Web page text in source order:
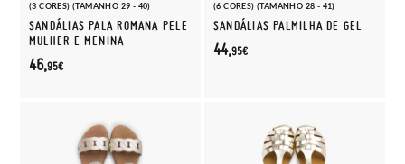
(3 CORES) (TAMANHO 29 - 40)
SANDÁLIAS PALA ROMANA PELE
MULHER E MENINA
46,95€
(6 CORES) (TAMANHO 28 - 41)
SANDÁLIAS PALMILHA DE GEL
44,95€